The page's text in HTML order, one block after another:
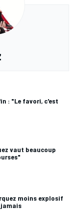
: "Le favori, c'est
vaut beaucoup
moins explosif